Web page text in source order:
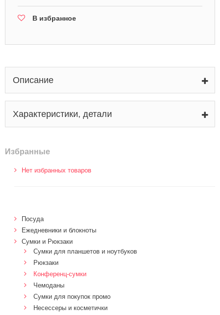
В избранное
Описание
Характеристики, детали
Избранные
Нет избранных товаров
Посуда
Ежедневники и блокноты
Сумки и Рюкзаки
Сумки для планшетов и ноутбуков
Рюкзаки
Конференц-сумки
Чемоданы
Сумки для покупок промо
Несессеры и косметички